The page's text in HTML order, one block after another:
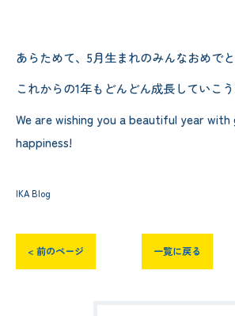
あらためて、5月生まれのみんなおめでと
これからの1年もどんどん成長していこ
We are wishing you a beautiful year
happiness!
IKA Blog
< 前のページ 一覧に戻る